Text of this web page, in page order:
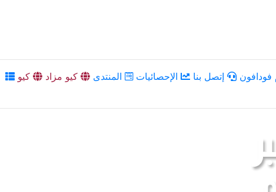
فودافون إتصل بنا الإحصائيات المنتدى كيو مزاد
كيو